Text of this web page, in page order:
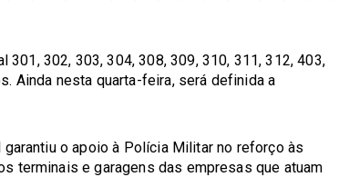
302, 303, 304, 308, 309, 310, 311, 312, 403,
Ainda nesta quarta-feira, será definida a
garantiu o apoio à Polícia Militar no reforço às
terminais e garagens das empresas que atuam